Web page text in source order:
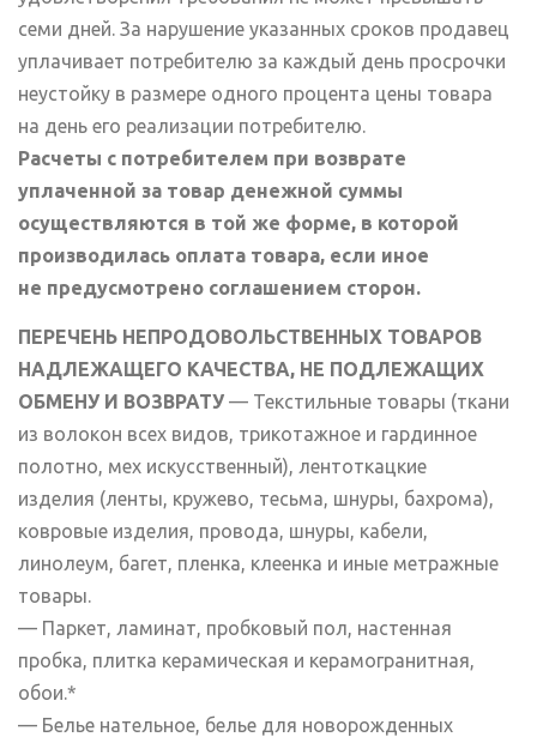
семи дней. За нарушение указанных сроков продавец
уплачивает потребителю за каждый день просрочки
неустойку в размере одного процента цены товара
на день его реализации потребителю.
Расчеты с потребителем при возврате
уплаченной за товар денежной суммы
осуществляются в той же форме, в которой
производилась оплата товара, если иное
не предусмотрено соглашением сторон.
ПЕРЕЧЕНЬ НЕПРОДОВОЛЬСТВЕННЫХ ТОВАРОВ
НАДЛЕЖАЩЕГО КАЧЕСТВА, НЕ ПОДЛЕЖАЩИХ
ОБМЕНУ И ВОЗВРАТУ — Текстильные товары (ткани
из волокон всех видов, трикотажное и гардинное
полотно, мех искусственный), лентоткацкие
изделия (ленты, кружево, тесьма, шнуры, бахрома),
ковровые изделия, провода, шнуры, кабели,
линолеум, багет, пленка, клеенка и иные метражные
товары.
— Паркет, ламинат, пробковый пол, настенная
пробка, плитка керамическая и керамогранитная,
обои.*
— Белье нательное, белье для новорожденных